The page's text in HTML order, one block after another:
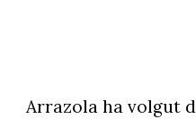
Arrazola ha volgut